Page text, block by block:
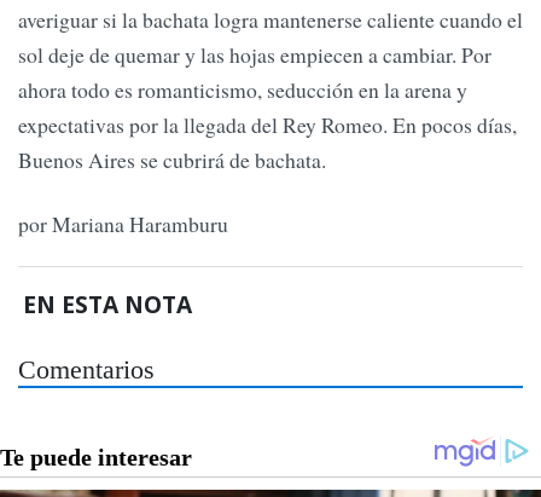
averiguar si la bachata logra mantenerse caliente cuando el
sol deje de quemar y las hojas empiecen a cambiar. Por
ahora todo es romanticismo, seducción en la arena y
expectativas por la llegada del Rey Romeo. En pocos días,
Buenos Aires se cubrirá de bachata.
por Mariana Haramburu
EN ESTA NOTA
Comentarios